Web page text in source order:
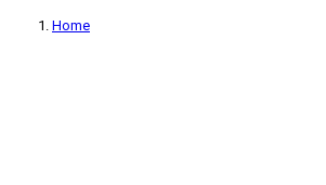
Home